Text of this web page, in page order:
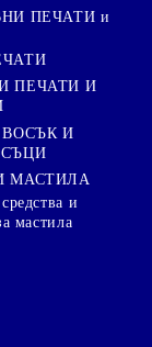
ПЕЧАТИ и
ПЕЧАТИ И
И
МАСТИЛА
и
мастила